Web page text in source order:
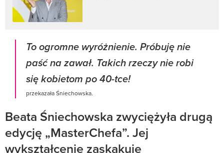
To ogromne wyróżnienie. Próbuję nie
paść na zawał. Takich rzeczy nie robi
się kobietom po 40-tce!
przekazała Śniechowska.
Beata Śniechowska zwyciężyła drugą
edycję „MasterChefa”. Jej
wykształcenie zaskakuje